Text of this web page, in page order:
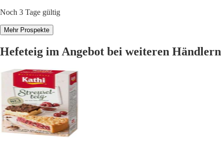
Noch 3 Tage gültig
Mehr Prospekte
Hefeteig im Angebot bei weiteren Händlern